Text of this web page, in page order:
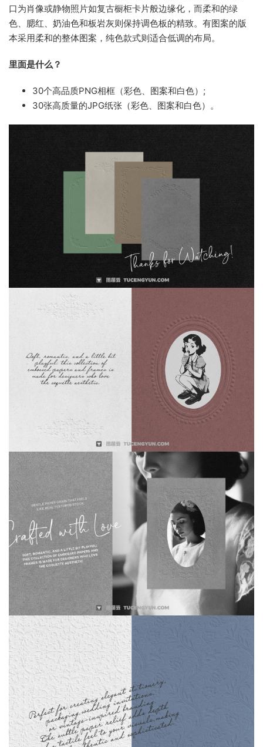
口为肖像或静物照片如复古橱柜卡片般边缘化，而柔和的绿
色、腮红、奶油色和板岩灰则保持调色板的精致。有图案的版
本采用柔和的整体图案，纯色款式则适合低调的布局。
里面是什么？
30个高品质PNG相框（彩色、图案和白色）;
30张高质量的JPG纸张（彩色、图案和白色）。